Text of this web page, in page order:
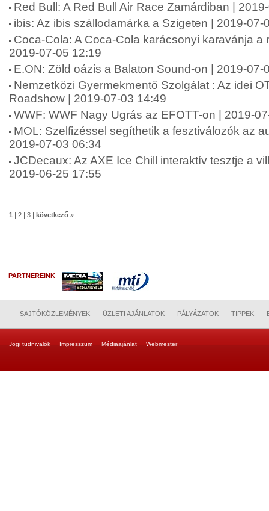
Red Bull: A Red Bull Air Race Zamárdiban |
ibis: Az ibis szállodamárka a Szigeten | 2019-07-
Coca-Cola: A Coca-Cola karácsonyi karavánja a
2019-07-05 12:19
E.ON: Zöld oázis a Balaton Sound-on | 2019-07-
Nemzetközi Gyermekmentő Szolgálat : Az idei
Roadshow | 2019-07-03 14:49
WWF: WWF Nagy Ugrás az EFOTT-on | 2019-
MOL: Szelfizéssel segíthetik a fesztiválozók az
2019-07-03 06:34
JCDecaux: Az AXE Ice Chill interaktív tesztje a
2019-06-25 17:55
1 2 3 következő »
PARTNEREINK
SAJTÓKÖZLEMÉNYEK ÜZLETI AJÁNLATOK PÁLYÁZATOK TIPPEK
Jogi tudnivalók Impresszum Médiaajánlat Webmester